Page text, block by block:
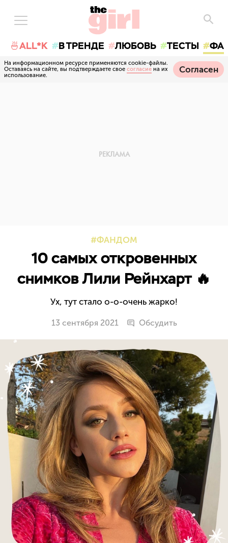
🍜ALL*K В ТРЕНДЕ ЛЮБОВЬ ТЕСТЫ
На информационном ресурсе применяются cookie-файлы.
Оставаясь на сайте, вы подтверждаете свое согласие на их
использование.
Согласен
ФАНДОМ
10 самых откровенных
снимков Лили Рейнхарт 🔥
Ух, тут стало о-о-очень жарко!
13 сентября 2021 Обсудить